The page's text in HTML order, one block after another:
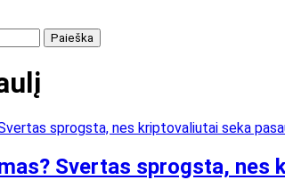
Svertas sprogsta,